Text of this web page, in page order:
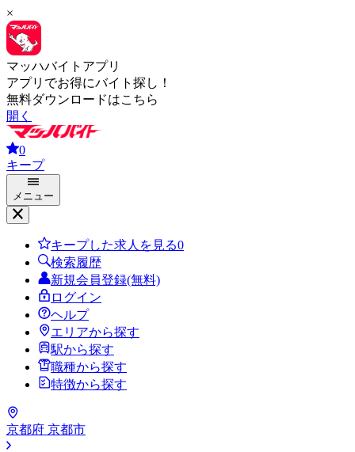
×
マッハバイトアプリ
アプリでお得にバイト探し！
無料ダウンロードはこちら
開く
0
キープ
メニュー
キープした求人を見る0
検索履歴
新規会員登録(無料)
ログイン
ヘルプ
エリアから探す
駅から探す
職種から探す
特徴から探す
京都府 京都市